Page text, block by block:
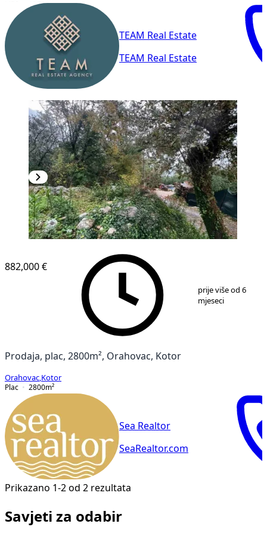
TEAM Real Estate
TEAM Real Estate
1 4
882,000 €
prije više od 6
mjeseci
Prodaja, plac, 2800m², Orahovac, Kotor
Orahovac Kotor
Plac
2800m²
Sea Realtor
SeaRealtor.com
Prikazano 1-2 od 2 rezultata
Savjeti za odabir